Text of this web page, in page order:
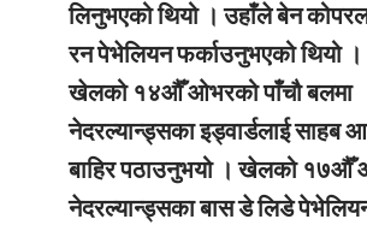
लिनुभएको थियो । उहाँले बेन
रन पेभेलियन फर्काउनुभएको थियो ।
खेलको १४औँ ओभरको पाँचौ बलमा
नेदरल्यान्ड्सका इड्वार्डलाई साहब
बाहिर पठाउनुभयो । खेलको १७औँ
नेदरल्यान्ड्सका बास डे लिडे